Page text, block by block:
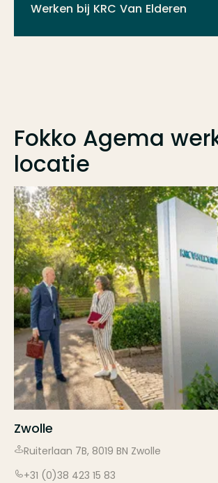
Werken bij KRC Van Elderen
Fokko Agema
locatie
Zwolle
Ruiterlaan 7B, 8019 BN Zwolle
+31 (0)38 423 15 83